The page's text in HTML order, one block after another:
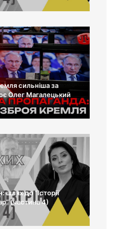
сильніша за
Олег Магалецький
шлях до “Історії
(частина 4)